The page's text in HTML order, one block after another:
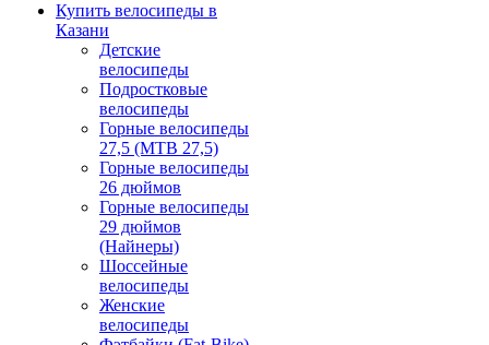
Купить велосипеды в
Казани
Детские
велосипеды
Подростковые
велосипеды
Горные велосипеды
27,5 (MTB 27,5)
Горные велосипеды
26 дюймов
Горные велосипеды
29 дюймов
(Найнеры)
Шоссейные
велосипеды
Женские
велосипеды